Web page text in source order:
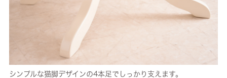
シンプルな猫脚デザインの4本足でしっかり支えます。